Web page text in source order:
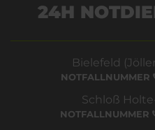
24H
Bielefeld
NOTFALLNUMMER
Schloß
NOTFALLNUMMER